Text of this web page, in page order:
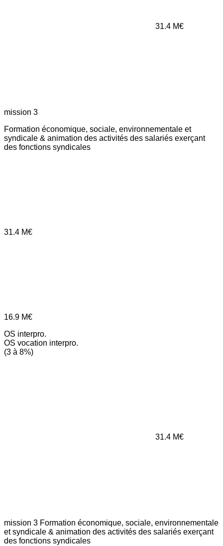
31.4 M€
mission 3
Formation économique, sociale, environnementale et
syndicale & animation des activités des salariés exerçant
des fonctions syndicales
31.4 M€
16.9 M€
OS interpro.
OS vocation interpro.
(3 à 8%)
31.4 M€
mission 3 Formation économique, sociale, environnementale
et syndicale & animation des activités des salariés exerçant
des fonctions syndicales